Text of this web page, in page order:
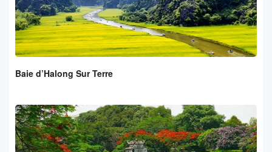
Baie d’Halong Sur Terre